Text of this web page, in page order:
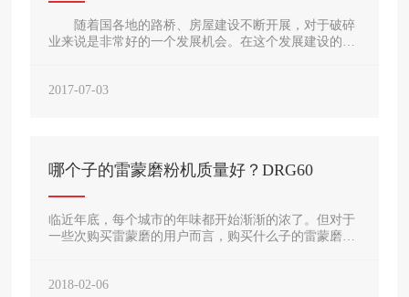
随着国各地的路桥、房屋建设不断开展，对于破碎
业来说是非常好的一个发展机会。在这个发展建设的风
2017-07-03
哪个子的雷蒙磨粉机质量好？DRG60
临近年底，每个城市的年味都开始渐渐的浓了。但对于
一些次购买雷蒙磨的用户而言，购买什么子的雷蒙磨粉
蒙磨什么品好有着不同的看法。接下来，小编就带大家
2018-02-06